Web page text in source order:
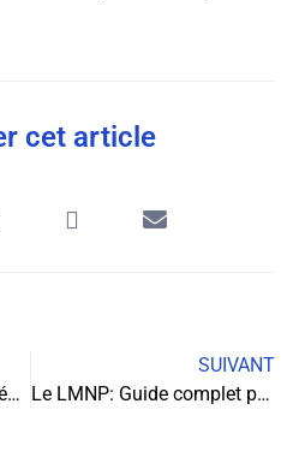
cet article
La RSE: Fondements et défis pour l’entreprise moderne
SUIVANT
Le LMNP: Guide complet pour optimiser votre déclaration fiscale